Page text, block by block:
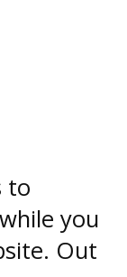
to
you
Out